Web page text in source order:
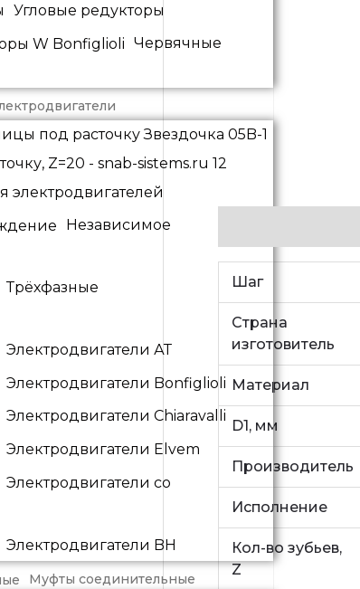
Угловые редукторы
Червячные
Независимое
Трёхфазные
Электродвигатели АТ
Электродвигатели Bonfiglioli
Электродвигатели Chiaravalli
Электродвигатели Elvem
Электродвигатели со
Электродвигатели BH
Муфты соединительные
Шаг
Страна
изготовитель
Материал
D1, мм
Производитель
Исполнение
Кол-во зубьев,
Z